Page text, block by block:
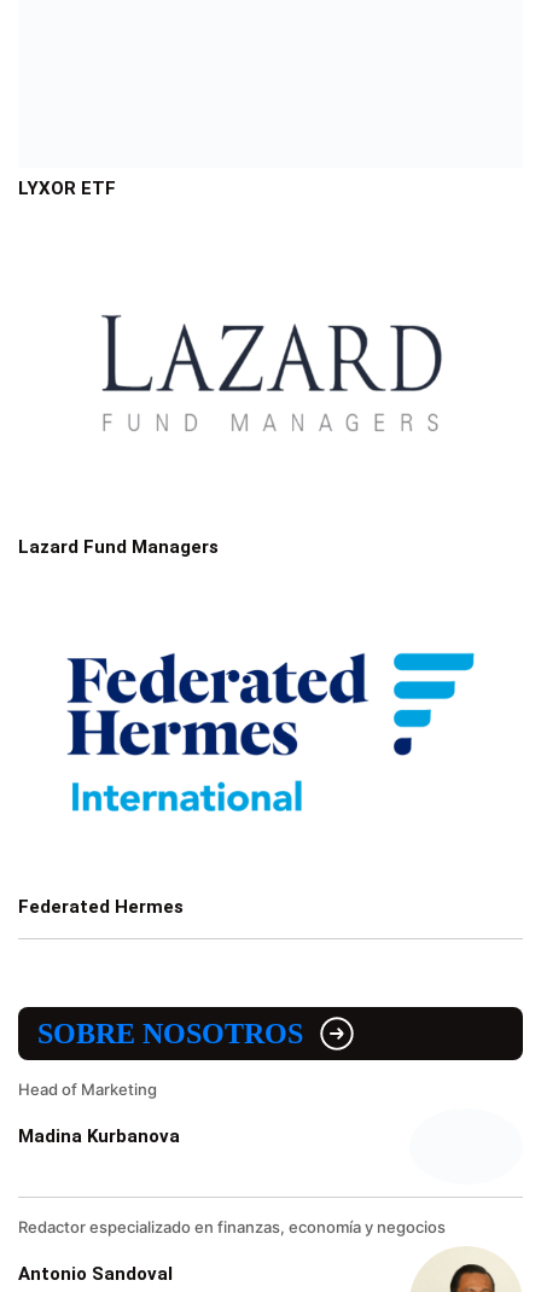
LYXOR ETF
Lazard Fund Managers
Federated Hermes
SOBRE NOSOTROS
Head of Marketing
Madina Kurbanova
Redactor especializado en finanzas, economía y negocios
Antonio Sandoval